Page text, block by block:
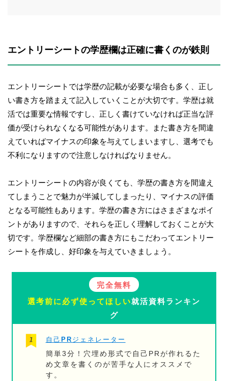
エントリーシートの学歴欄は正確に書くのが鉄則
エントリーシートでは学歴の記載が必要な場合も多く、正し
い書き方を踏まえて記入していくことが大切です。学歴は就
活では重要な情報ですし、正しく書けていなければ正当な評
価が受けられなくなる可能性があります。また書き方を間違
えていればマイナスの印象を与えてしまいますし、選考でも
不利になりますので注意しなければなりません。
エントリーシートの内容が良くても、学歴の書き方を間違え
てしまうことで魅力が半減してしまったり、マイナスの評価
となる可能性もあります。学歴の書き方にはさまざまなポイ
ントがありますので、それらを正しく理解しておくことが大
切です。学歴欄など細部の書き方にもこだわってエントリー
シートを作成し、好印象を与えていきましょう。
完全無料
選考前に必ず使ってほしい就活資料ランキン
グ
自己PRジェネレーター
簡単3分！穴埋め形式で自己PRが作れるた
め文章を書くのが苦手な人にオススメで
す。